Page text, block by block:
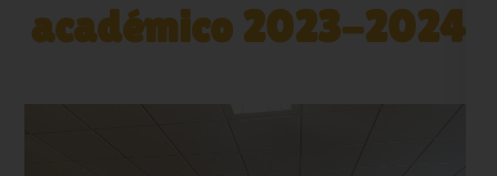
académico 2023-2024